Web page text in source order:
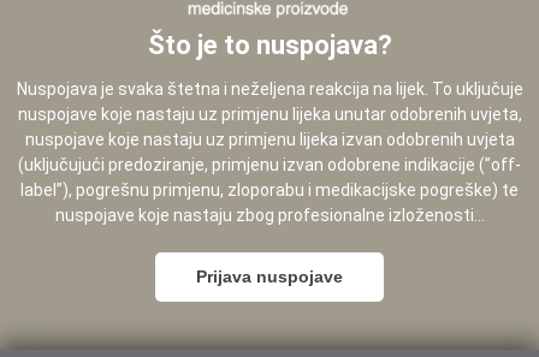
Što je to nuspojava?
Nuspojava je svaka štetna i neželjena reakcija na lijek. To uključuje
nuspojave koje nastaju uz primjenu lijeka unutar odobrenih uvjeta,
nuspojave koje nastaju uz primjenu lijeka izvan odobrenih uvjeta
(uključujući predoziranje, primjenu izvan odobrene indikacije (”off-
label”), pogrešnu primjenu, zloporabu i medikacijske pogreške) te
nuspojave koje nastaju zbog profesionalne izloženosti...
Prijava nuspojave